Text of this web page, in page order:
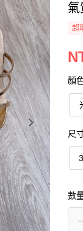
氣
超
顏
尺
數